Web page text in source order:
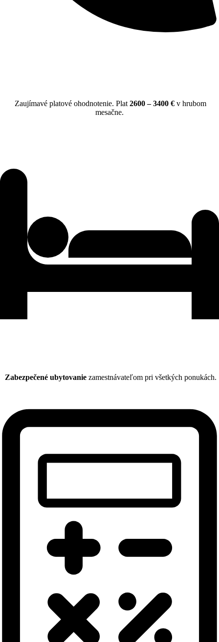
Zaujímavé platové ohodnotenie. Plat 2600 – 3400 € v hrubom
mesačne.
Zabezpečené ubytovaniezamestnávateľom pri všetkých ponukách.